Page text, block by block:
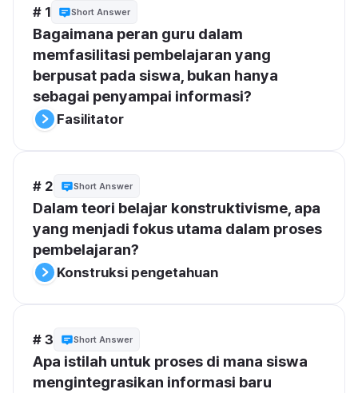
# 1 Short Answer
Bagaimana peran guru dalam
memfasilitasi pembelajaran yang
berpusat pada siswa, bukan hanya
sebagai penyampai informasi?
Fasilitator
# 2 Short Answer
Dalam teori belajar konstruktivisme, apa
yang menjadi fokus utama dalam proses
pembelajaran?
Konstruksi pengetahuan
# 3 Short Answer
Apa istilah untuk proses di mana siswa
mengintegrasikan informasi baru